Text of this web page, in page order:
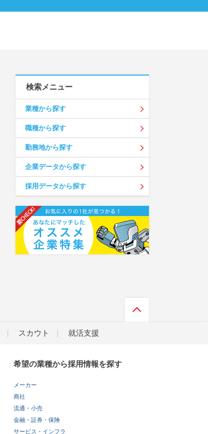
検索メニュー
業種から探す
職種から探す
勤務地から探す
企業データから探す
採用データから探す
スカウト 就活支援
希望の業種から採用情報を探す
メーカー
商社
流通・小売
金融・証券・保険
サービス・インフラ